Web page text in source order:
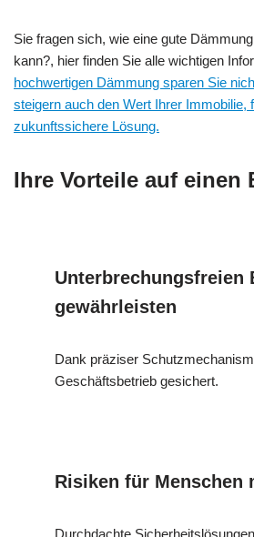
Sie fragen sich, wie eine gute
kann?, hier finden Sie alle wichtigen
hochwertigen Dämmung sparen Sie
steigern auch den Wert Ihrer Immobilie,
zukunftssichere Lösung.
Ihre Vorteile auf einen
Unterbrechungsfreien
gewährleisten
Dank präziser
Geschäftsbetrieb gesichert.
Risiken für Menschen